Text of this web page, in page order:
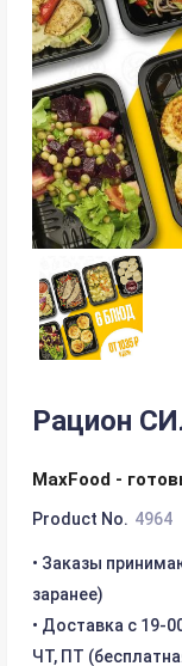
Рацион
MaxFood -
Product No. 4964
• Заказы
заранее)
• Доставка с 19-
ЧТ, ПТ